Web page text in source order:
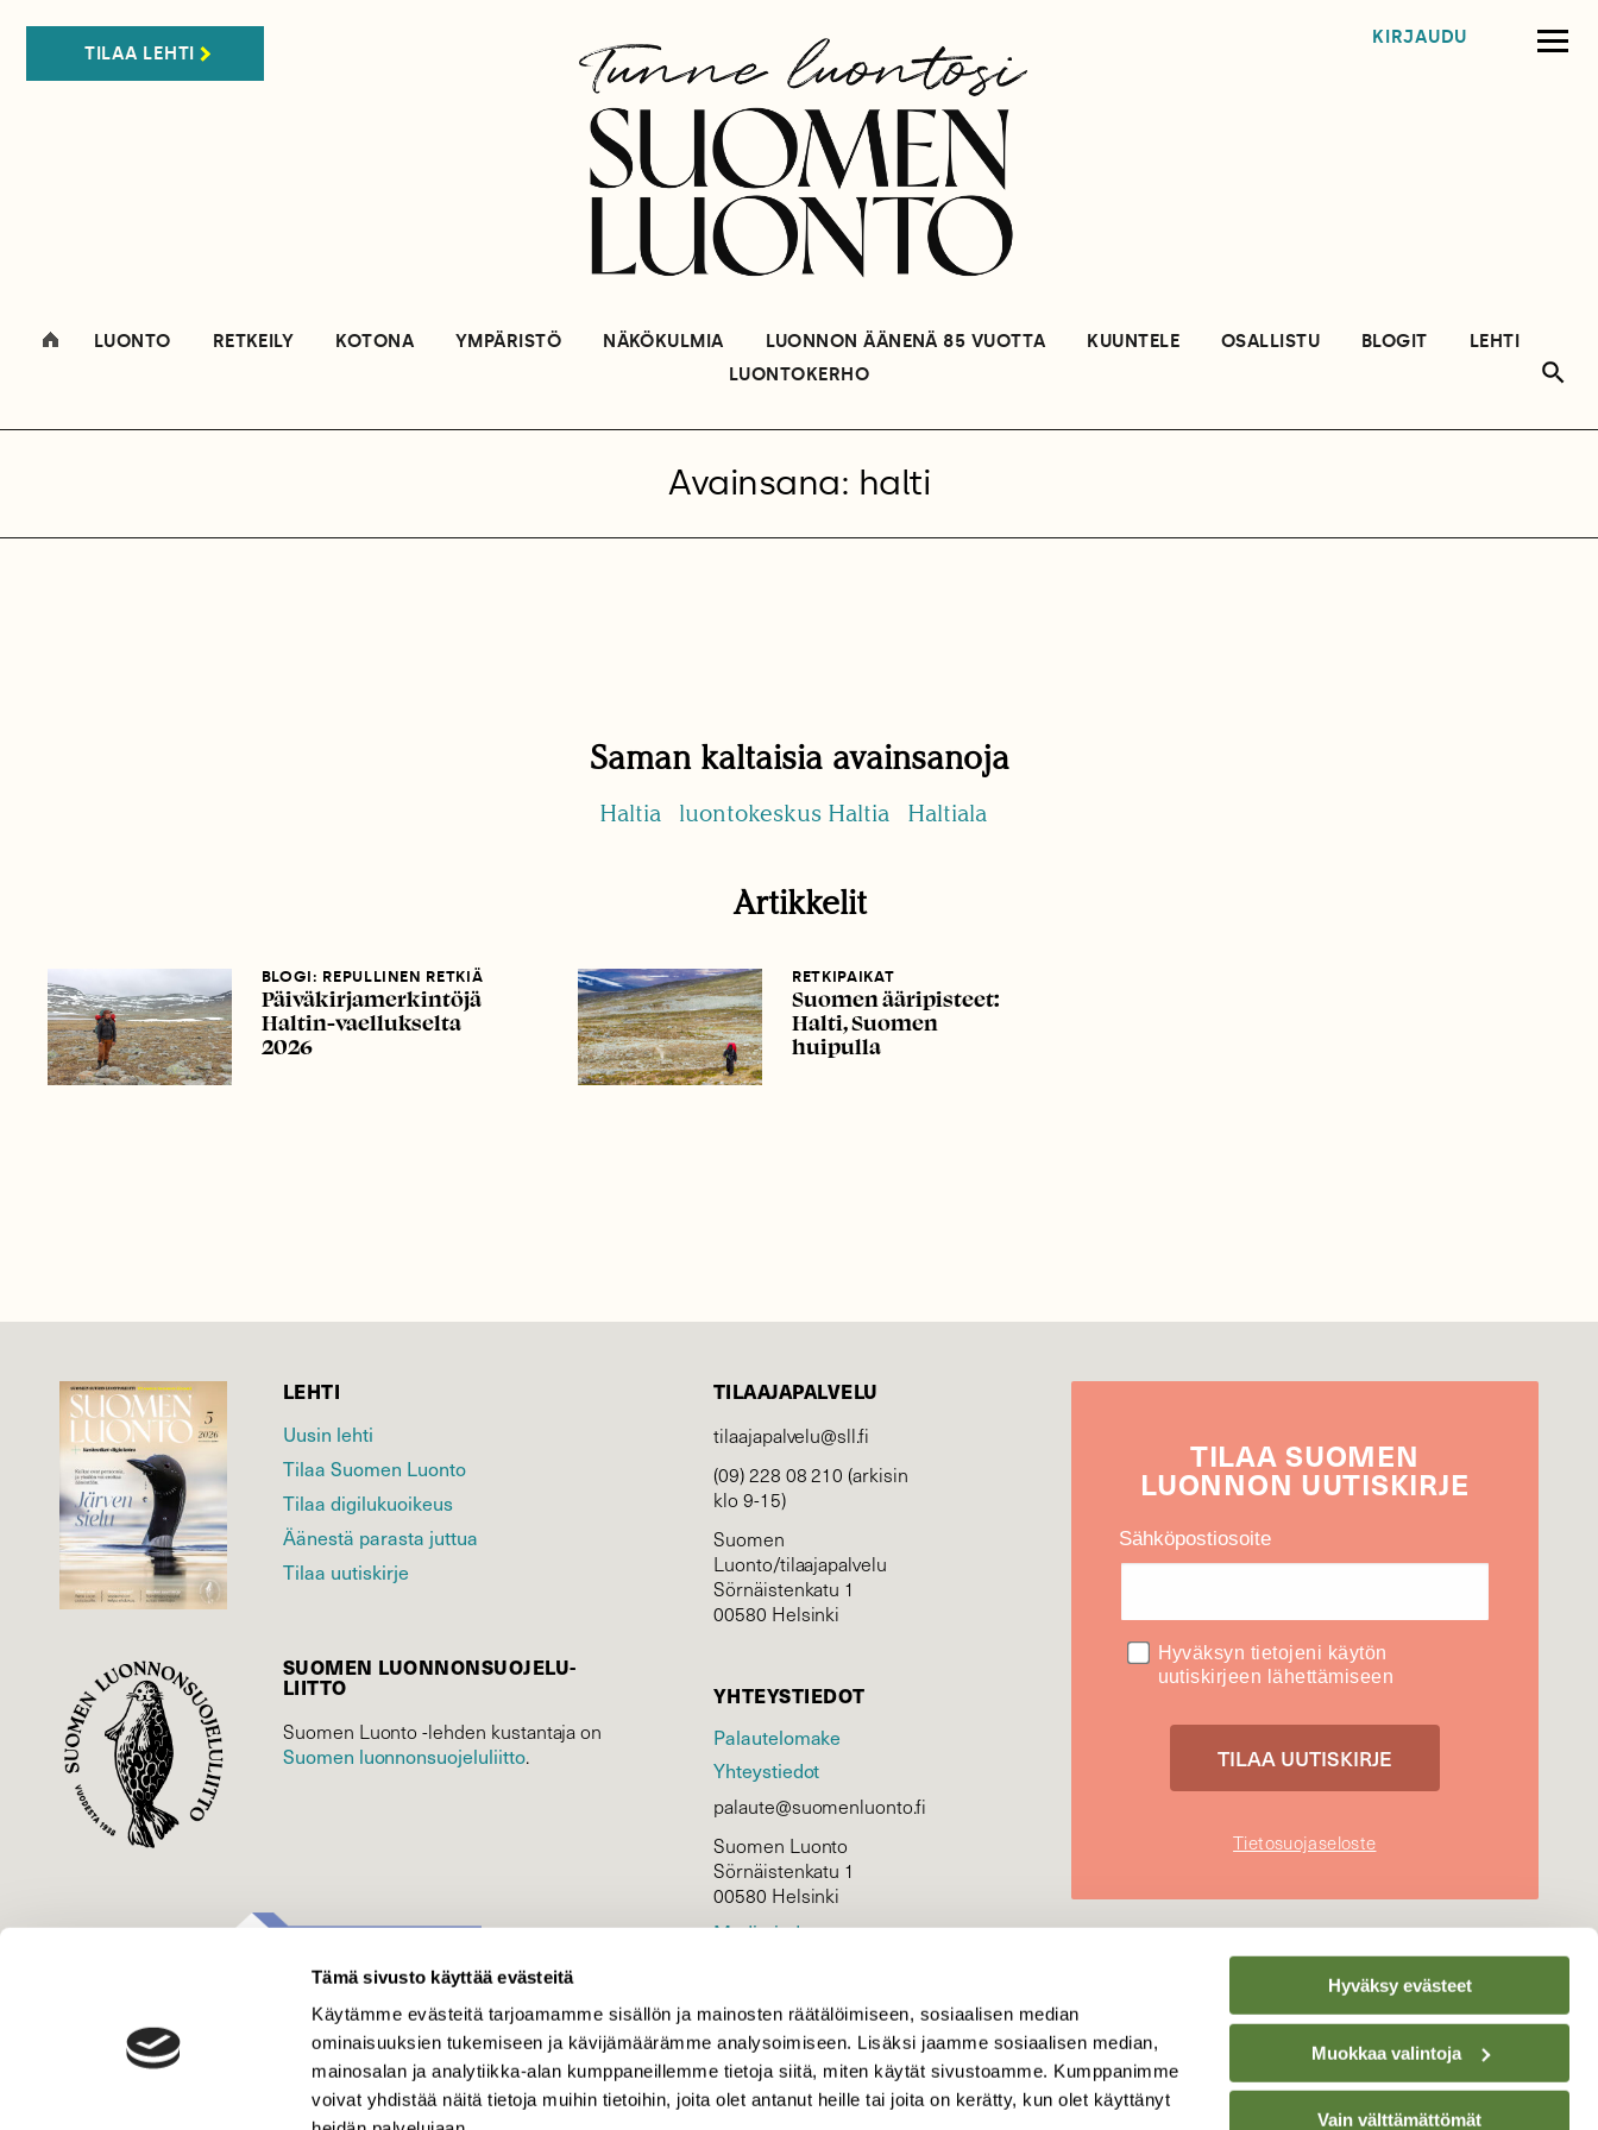
Tämä sivusto käyttää evästeitä
Käytämme evästeitä tarjoamamme sisällön ja mainosten räätälöimiseen, sosiaalisen median
ominaisuuksien tukemiseen ja kävijämäärämme analysoimiseen. Lisäksi jaamme sosiaalisen median,
mainosalan ja analytiikka-alan kumppaneillemme tietoja siitä, miten käytät sivustoamme. Kumppanimme
voivat yhdistää näitä tietoja muihin tietoihin, joita olet antanut heille tai joita on kerätty, kun olet käyttänyt
Hyväksy evästeet
Muokkaa valintoja
Vain välttämättömät
TILAA LEHTI
KIRJAUDU
LUONTO RETKEILY KOTONA YMPÄRISTÖ NÄKÖKULMIA LUONNON ÄÄNENÄ 85 VUOTTA KUUNTELE OSALLISTU BLOGIT
LEHTI
LUONTOKERHO
Avainsana: halti
Saman kaltaisia avainsanoja
Haltia luontokeskus Haltia Haltiala
Artikkelit
BLOGI: REPULLINEN RETKIÄ
Päiväkirjamerkintöjä
Haltin-vaellukselta
2026
RETKIPAIKAT
Suomen ääripisteet:
Halti, Suomen
huipulla
LEHTI
Uusin lehti
Tilaa Suomen Luonto
Tilaa digilukuoikeus
Äänestä parasta juttua
Tilaa uutiskirje
SUOMEN LUONNON­SUOJELU­
LIITTO
Suomen Luonto -lehden kustantaja on
Suomen luonnonsuojelu­liitto.
TILAAJAPALVELU
tilaajapalvelu@sll.fi
(09) 228 08 210 (arkisin
klo 9-15)
Suomen
Luonto/tilaajapalvelu
Sörnäistenkatu 1
00580 Helsinki
YHTEYSTIEDOT
Palautelomake
Yhteystiedot
palaute@suomenluonto.fi
Suomen Luonto
Sörnäistenkatu 1
00580 Helsinki
Mediatiedot
KIRJAUDU
TILAASUOMEN
LUONNON UUTIS­KIRJE
Sähköpostiosoite
Hyväksyn tietojeni käytön
uutiskirjeen lähettämiseen
Tietosuojaseloste